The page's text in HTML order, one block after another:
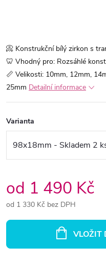
📀 Konstrukční bílý zirkon s
🦷 Vhodný pro: Rozsáhlé
📏 Velikosti: 10mm, 12mm,
25mm Detailní informace
Varianta
od 1 490 Kč
od 1 330 Kč bez DPH
VLOŽIT